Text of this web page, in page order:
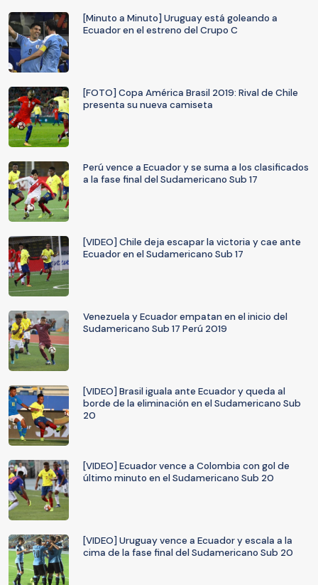
[Minuto a Minuto] Uruguay está goleando a
Ecuador en el estreno del Crupo C
[FOTO] Copa América Brasil 2019: Rival de Chile
presenta su nueva camiseta
Perú vence a Ecuador y se suma a los clasificados
a la fase final del Sudamericano Sub 17
[VIDEO] Chile deja escapar la victoria y cae ante
Ecuador en el Sudamericano Sub 17
Venezuela y Ecuador empatan en el inicio del
Sudamericano Sub 17 Perú 2019
[VIDEO] Brasil iguala ante Ecuador y queda al
borde de la eliminación en el Sudamericano Sub
20
[VIDEO] Ecuador vence a Colombia con gol de
último minuto en el Sudamericano Sub 20
[VIDEO] Uruguay vence a Ecuador y escala a la
cima de la fase final del Sudamericano Sub 20